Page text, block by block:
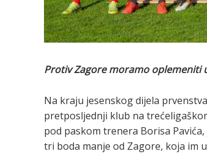
Protiv Zagore moramo oplemeniti
Na kraju jesenskog dijela
pretposljednji klub na
pod paskom trenera Borisa
tri boda manje od Zagore, koja im